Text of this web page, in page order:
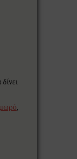
μωρό,